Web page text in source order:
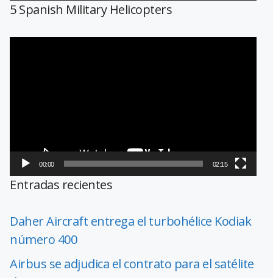
5 Spanish Military Helicopters
00:00 02:15
Entradas recientes
Daher Aircraft entrega el turbohélice Kodiak
número 400
Airbus se adjudica el contrato para el satélite